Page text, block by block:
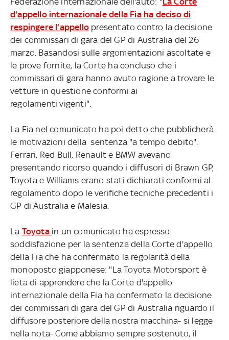
d'appello internazionale della Fia ha deciso di
respingere l'appellopresentato contro la decisione
dei commissari di gara del GP di Australia del 26
marzo. Basandosi sulle argomentazioni ascoltate e
le prove fornite, la Corte ha concluso che i
commissari di gara hanno avuto ragione a trovare le
vetture in questione conformi ai
regolamenti vigenti".
La Fia nel comunicato ha poi detto che pubblicherà
le motivazioni della sentenza "a tempo debito".
Ferrari, Red Bull, Renault e BMW avevano
presentando ricorso quando i diffusori di Brawn GP,
Toyota e Williams erano stati dichiarati conformi al
regolamento dopo le verifiche tecniche precedenti i
GP di Australia e Malesia.
La Toyota in un comunicato ha espresso
soddisfazione per la sentenza della Corte d'appello
della Fia che ha confermato la regolarità della
monoposto giapponese: "La Toyota Motorsport è
lieta di apprendere che la Corte d'appello
internazionale della Fia ha confermato la decisione
dei commissari di gara del GP di Australia riguardo il
diffusore posteriore della nostra macchina- si legge
nella nota- Come abbiamo sempre sostenuto, il